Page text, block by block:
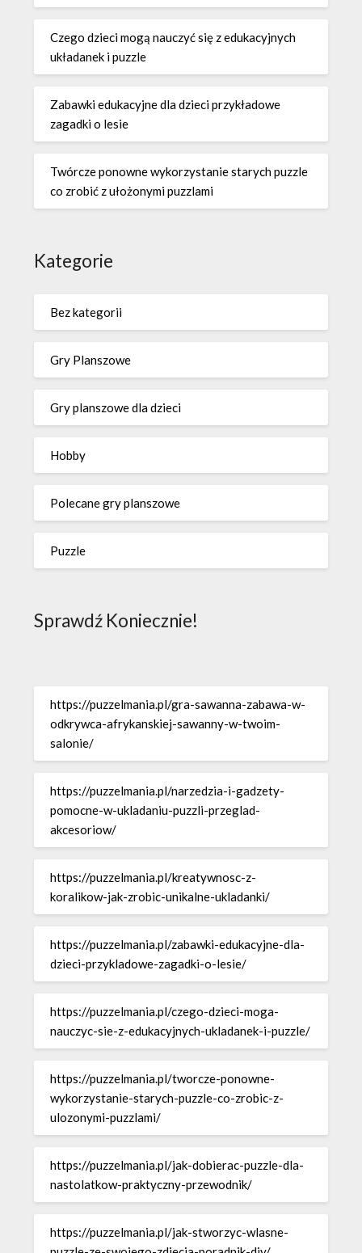
Czego dzieci mogą nauczyć się z edukacyjnych
układanek i puzzle
Zabawki edukacyjne dla dzieci przykładowe
zagadki o lesie
Twórcze ponowne wykorzystanie starych puzzle
co zrobić z ułożonymi puzzlami
Kategorie
Bez kategorii
Gry Planszowe
Gry planszowe dla dzieci
Hobby
Polecane gry planszowe
Puzzle
Sprawdź Koniecznie!
https://puzzelmania.pl/gra-sawanna-zabawa-w-
odkrywca-afrykanskiej-sawanny-w-twoim-
salonie/
https://puzzelmania.pl/narzedzia-i-gadzety-
pomocne-w-ukladaniu-puzzli-przeglad-
akcesoriow/
https://puzzelmania.pl/kreatywnosc-z-
koralikow-jak-zrobic-unikalne-ukladanki/
https://puzzelmania.pl/zabawki-edukacyjne-dla-
dzieci-przykladowe-zagadki-o-lesie/
https://puzzelmania.pl/czego-dzieci-moga-
nauczyc-sie-z-edukacyjnych-ukladanek-i-puzzle/
https://puzzelmania.pl/tworcze-ponowne-
wykorzystanie-starych-puzzle-co-zrobic-z-
ulozonymi-puzzlami/
https://puzzelmania.pl/jak-dobierac-puzzle-dla-
nastolatkow-praktyczny-przewodnik/
https://puzzelmania.pl/jak-stworzyc-wlasne-